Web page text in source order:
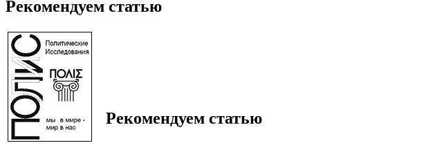
Рекомендуем статью
Рекомендуем статью